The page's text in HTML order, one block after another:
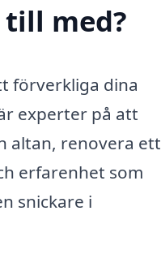
med?
förverkliga dina
experter på att
altan, renovera ett
erfarenhet som
snickare i